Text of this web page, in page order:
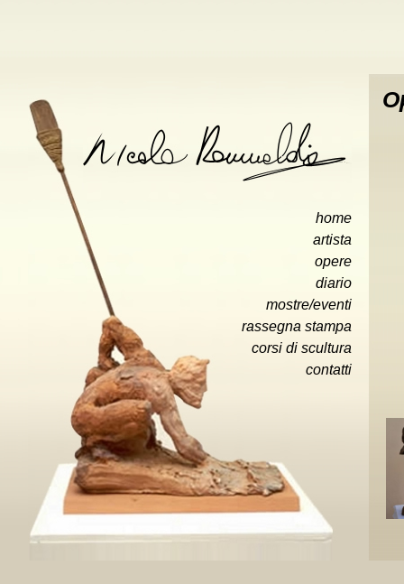
home
artista
opere
diario
mostre/eventi
rassegna stampa
corsi di scultura
»
contatti